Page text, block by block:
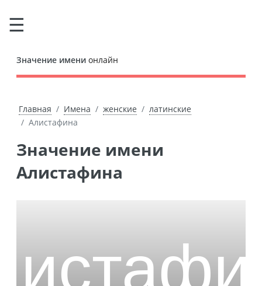
Значение имени онлайн
Главная Имена женские
латинские
Алистафина
Значение имени
Алистафина